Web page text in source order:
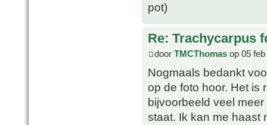
pot)
Re: Trachycarpus
door TMCThomas op 05
Nogmaals bedankt
op de foto hoor. Het is
bijvoorbeeld veel
staat. Ik kan me haast